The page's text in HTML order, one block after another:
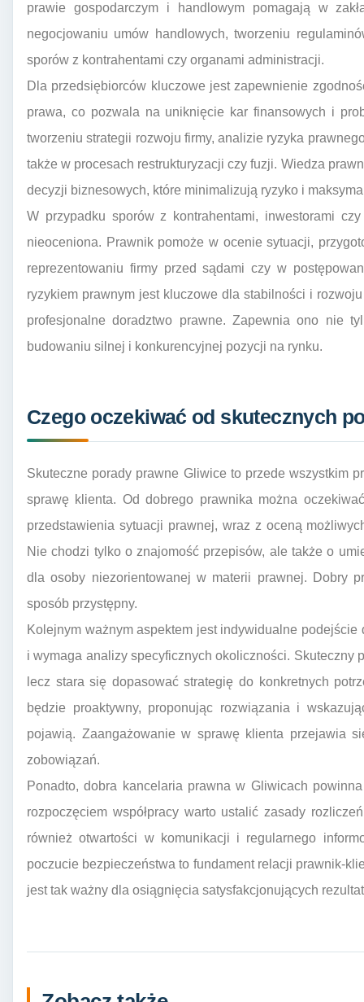
prawie gospodarczym i handlowym pomagają w
negocjowaniu umów handlowych, tworzeniu
sporów z kontrahentami czy organami administracji.
Dla przedsiębiorców kluczowe jest zapewnienie
prawa, co pozwala na uniknięcie kar finansowych i
tworzeniu strategii rozwoju firmy, analizie ryzyka
także w procesach restrukturyzacji czy fuzji. Wiedza
decyzji biznesowych, które minimalizują ryzyko i
W przypadku sporów z kontrahentami, inwestorami
nieoceniona. Prawnik pomoże w ocenie sytuacji,
reprezentowaniu firmy przed sądami czy w
ryzykiem prawnym jest kluczowe dla stabilności i
profesjonalne doradztwo prawne. Zapewnia ono nie
budowaniu silnej i konkurencyjnej pozycji na rynku.
Czego oczekiwać od skutecznych
Skuteczne porady prawne Gliwice to przede wszystkim
sprawę klienta. Od dobrego prawnika można
przedstawienia sytuacji prawnej, wraz z oceną
Nie chodzi tylko o znajomość przepisów, ale także o
dla osoby niezorientowanej w materii prawnej. Dobry
sposób przystępny.
Kolejnym ważnym aspektem jest indywidualne
i wymaga analizy specyficznych okoliczności. Skuteczny
lecz stara się dopasować strategię do konkretnych
będzie proaktywny, proponując rozwiązania i
pojawią. Zaangażowanie w sprawę klienta przejawia
zobowiązań.
Ponadto, dobra kancelaria prawna w Gliwicach
rozpoczęciem współpracy warto ustalić zasady
również otwartości w komunikacji i regularnego
poczucie bezpieczeństwa to fundament relacji prawnik-
jest tak ważny dla osiągnięcia satysfakcjonujących